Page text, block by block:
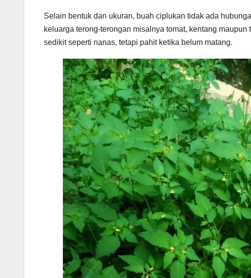
Selain bentuk dan ukuran, buah ciplukan tidak ada
keluarga terong-terongan misalnya tomat, kentang
sedikit seperti nanas, tetapi pahit ketika belum matang.